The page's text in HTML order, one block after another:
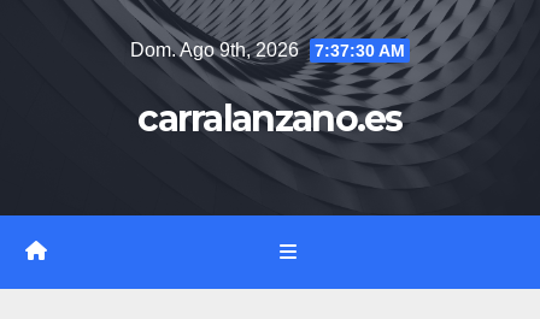
Dom. Ago 9th, 2026 7:37:30 AM
carralanzano.es